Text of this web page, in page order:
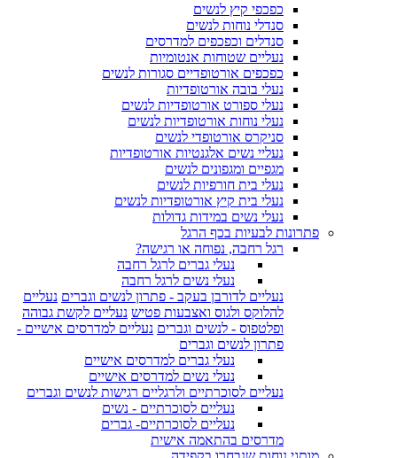
כפכפי קיץ לנשים
סנדלי נוחות לנשים
סנדלים וכפכפים למדרסים
נעליים שטוחות אנטומיות
כפכפים אורטופדיים סגורות לנשים
נעלי בובה אורטופדיות
נעלי ספורט אורטופדיות לנשים
נעלי נוחות אורטופדיות לנשים
סניקרס אורטופדי לנשים
נעליי נשים אלגנטיות אורטופדיות
מגפיים ומגפונים לנשים
נעלי בית חורפיות לנשים
נעלי בית קיץ אורטופדיות לנשים
נעלי נשים במידות גדולות
פתרונות לבעיות בכף הרגל
רגל רחבה, נפוחה או רגישה?
נעלי גברים לרגל רחבה
נעלי נשים לרגל רחבה
נעליים לדורבן בעקב - פתרון לנשים וגברים נעליים
להלוקס ולגוס ואצבעות פטיש נעליים לקשת גבוהה
ופלטפוס - לנשים וגברים נעליים למדרסים אישיים -
פתרון לנשים וגברים
נעלי גברים למדרסים אישיים
נעלי נשים למדרסים אישיים
נעליים לסוכרתיים ולרגליים רגישות לנשים וגברים
נעליים לסוכרתיים - נשים
נעליים לסוכרתיים- גברים
מדרסים בהתאמה אישית